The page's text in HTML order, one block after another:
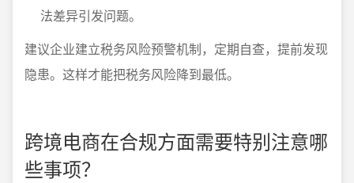
法差异引发问题。
建议企业建立税务风险预警机制，定期自查，提前发现
隐患。这样才能把税务风险降到最低。
跨境电商在合规方面需要特别注意哪
些事项？